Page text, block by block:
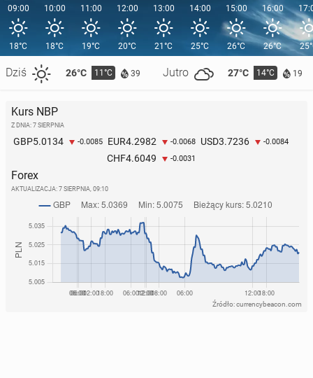
09:00
18°C
Dziś 26°C 11°C 39 Jutro 27°C 14°C 19
10:00
18°C
11:00
19°C
12:00
20°C
13:00
21°C
14:00
25°C
15:00
26°C
16:00
26°C
Kurs NBP
Z DNIA: 7 SIERPNIA
GBP5.0134 -0.0085 EUR4.2982 -0.0068 USD3.7236 -0.0084
CHF4.6049 -0.0031
Forex
AKTUALIZACJA: 7 SIERPNIA, 09:10
Źródło: currencybeacon.com